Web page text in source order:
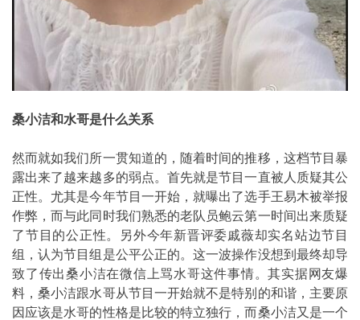
桑小洁和水哥是什么关系
然而就如我们所一贯知道的，随着时间的推移，这档节目暴
露出来了越来越多的弱点。首先就是节目一直被人质疑其公
正性。尤其是今年节目一开始，就曝出了选手王易木被举报
作弊，而与此同时我们熟悉的老队员鲍云第一时间出来质疑
了节目的公正性。另外今年新晋评委戚薇却实名站边节目
组，认为节目组是公平公正的。这一波操作没想到最终却导
致了传出桑小洁在微信上骂水哥这件事情。其实据网友爆
料，桑小洁跟水哥从节目一开始就不是特别的和谐，主要原
因应该是水哥的性格是比较的特立独行，而桑小洁又是一个